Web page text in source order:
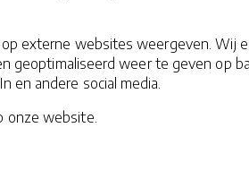
externe websites weergeven. Wij
weer te geven op
en andere social media.
onze website.